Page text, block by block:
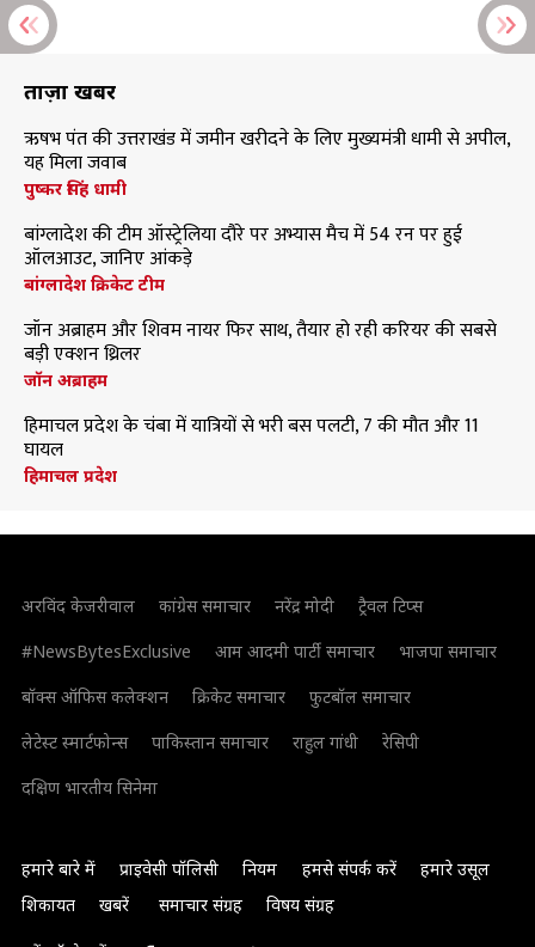
ताज़ा खबरें
ऋषभ पंत की उत्तराखंड में जमीन खरीदने के लिए मुख्यमंत्री धामी से अपील,
यह मिला जवाब
पुष्कर सिंह धामी
बांग्लादेश की टीम ऑस्ट्रेलिया दौरे पर अभ्यास मैच में 54 रन पर हुई
ऑलआउट, जानिए आंकड़े
बांग्लादेश क्रिकेट टीम
जॉन अब्राहम और शिवम नायर फिर साथ, तैयार हो रही करियर की सबसे
बड़ी एक्शन थ्रिलर
जॉन अब्राहम
हिमाचल प्रदेश के चंबा में यात्रियों से भरी बस पलटी, 7 की मौत और 11
घायल
हिमाचल प्रदेश
अरविंद केजरीवाल कांग्रेस समाचार नरेंद्र मोदी
ट्रैवल टिप्स
#NewsBytesExclusive
आम आदमी पार्टी समाचार
भाजपा समाचार
बॉक्स ऑफिस कलेक्शन
क्रिकेट समाचार
फुटबॉल समाचार
लेटेस्ट स्मार्टफोन्स
पाकिस्तान समाचार राहुल गांधी
रेसिपी
दक्षिण भारतीय सिनेमा
हमारे बारे में प्राइवेसी पॉलिसी नियम हमसे संपर्क करें
हमारे उसूल
शिकायत
खबरें समाचार संग्रह विषय संग्रह